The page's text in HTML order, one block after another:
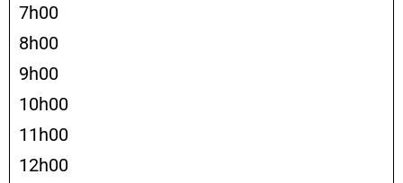
7h00
8h00
9h00
10h00
11h00
12h00